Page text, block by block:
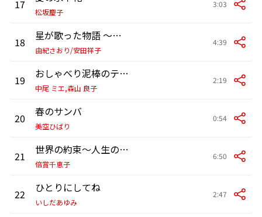
17
松坂慶子
3:03
18 星が歌った物語 ～ポロ兄ちゃんとタンちん君～
由紀さおり/安田祥子
4:39
19 おしゃべり泥棒のテーマ
中尾 ミエ,森山 良子
2:19
20 春のサンバ
美空ひばり
0:54
21 世界の約束～人生のメリーゴーランド-エンディング-
倍賞千恵子
6:50
22 ひとりにしてね
いしだあゆみ
2:47